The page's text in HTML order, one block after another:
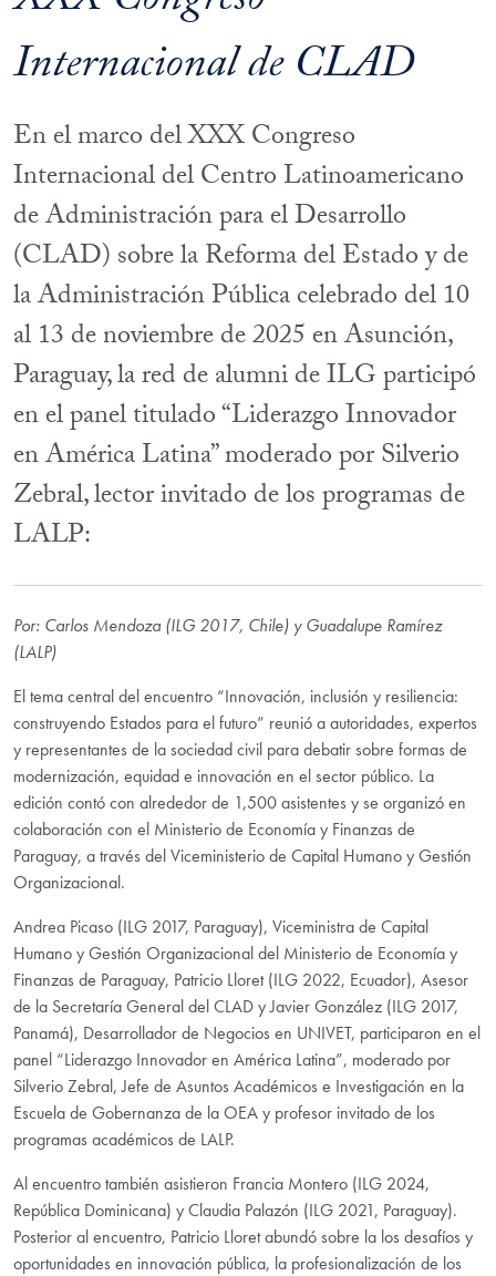
Internacional de CLAD
En el marco del XXX Congreso
Internacional del Centro Latinoamericano
de Administración para el Desarrollo
(CLAD) sobre la Reforma del Estado y de
la Administración Pública celebrado del 10
al 13 de noviembre de 2025 en Asunción,
Paraguay, la red de alumni de ILG participó
en el panel titulado “Liderazgo Innovador
en América Latina” moderado por Silverio
Zebral, lector invitado de los programas de
LALP:
Por: Carlos Mendoza (ILG 2017, Chile) y Guadalupe Ramírez
(LALP)
El tema central del encuentro “Innovación, inclusión y resiliencia:
construyendo Estados para el futuro” reunió a autoridades, expertos
y representantes de la sociedad civil para debatir sobre formas de
modernización, equidad e innovación en el sector público. La
edición contó con alrededor de 1,500 asistentes y se organizó en
colaboración con el Ministerio de Economía y Finanzas de
Paraguay, a través del Viceministerio de Capital Humano y Gestión
Organizacional.
Andrea Picaso (ILG 2017, Paraguay), Viceministra de Capital
Humano y Gestión Organizacional del Ministerio de Economía y
Finanzas de Paraguay, Patricio Lloret (ILG 2022, Ecuador), Asesor
de la Secretaría General del CLAD y Javier González (ILG 2017,
Panamá), Desarrollador de Negocios en UNIVET, participaron en el
panel “Liderazgo Innovador en América Latina”, moderado por
Silverio Zebral, Jefe de Asuntos Académicos e Investigación en la
Escuela de Gobernanza de la OEA y profesor invitado de los
programas académicos de LALP.
Al encuentro también asistieron Francia Montero (ILG 2024,
República Dominicana) y Claudia Palazón (ILG 2021, Paraguay).
Posterior al encuentro, Patricio Lloret abundó sobre la los desafíos y
oportunidades en innovación pública, la profesionalización de los